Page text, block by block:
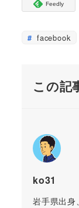
Feedly
facebook
この記
ko31
岩手県出身